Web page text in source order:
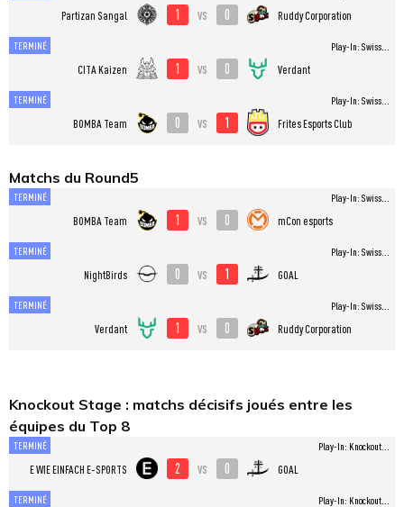
Partizan Sangal 1 vs 0 Ruddy Corporation
TERMINÉ
CITA Kaizen 1 vs 0 Verdant
Play-In: Swiss...
TERMINÉ
BOMBA Team 0 vs 1 Frites Esports Club
Play-In: Swiss...
Matchs du Round5
TERMINÉ
BOMBA Team 1 vs 0 mCon esports
Play-In: Swiss...
TERMINÉ
NightBirds 0 vs 1 GOAL
Play-In: Swiss...
TERMINÉ
Verdant 1 vs 0 Ruddy Corporation
Play-In: Swiss...
Knockout Stage : matchs décisifs joués entre les
équipes du Top 8
TERMINÉ
E WIE EINFACH E-SPORTS 2 vs 0 GOAL
Play-In: Knockout...
TERMINÉ Play-In: Knockout...